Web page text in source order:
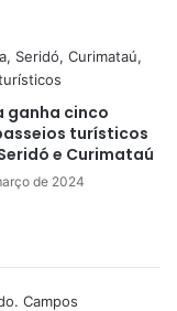
ganha cinco
turísticos
e Curimataú
de 2024
Campos